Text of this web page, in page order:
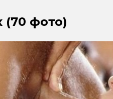
(70 фото)